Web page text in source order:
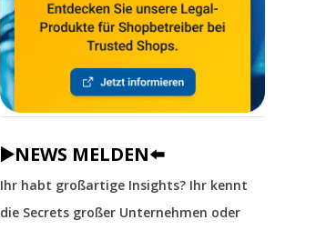
▶️NEWS MELDEN⬅️
Ihr habt großartige Insights? Ihr kennt
die Secrets großer Unternehmen oder